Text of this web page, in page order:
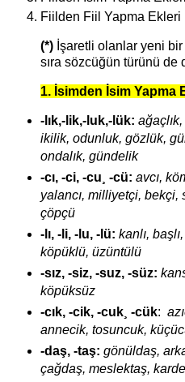
Fiilden Fiil Yapma Ekleri
(*) İşaretli olanlar yeni
sıra sözcüğün türünü de
1. İsimden İsim Yapma
-lık,-lik,-luk,-lük: ağaçlık,
ikilik, odunluk, gözlük,
ondalık, gündelik
-cı, -ci, -cu¸ -cü: avcı,
yalancı, milliyetçi, bekçi,
çöpçü
-lı, -li, -lu, -lü: kanlı,
köpüklü, üzüntülü
-sız, -siz, -suz, -süz:
köpüksüz
-cık, -cik, -cuk¸ -cük:
annecik, tosuncuk,
-daş, -taş: gönüldaş,
çağdaş, meslektaş,